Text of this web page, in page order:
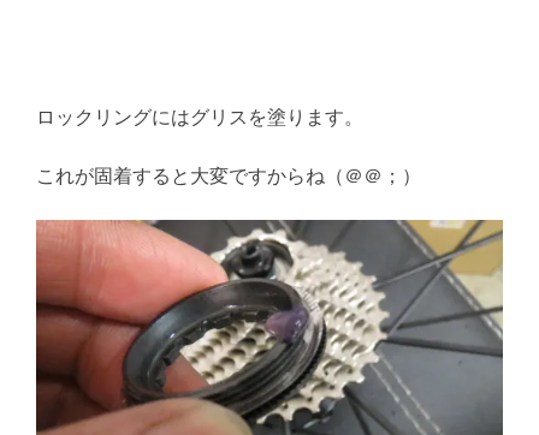
ロックリングにはグリスを塗ります。
これが固着すると大変ですからね（＠＠；）